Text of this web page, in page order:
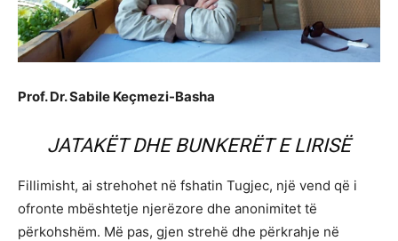
Prof. Dr. Sabile Keçmezi-Basha
JATAKËT DHE BUNKERËT E LIRISË
Fillimisht, ai strehohet në fshatin Tugjec, një vend që i
ofronte mbështetje njerëzore dhe anonimitet të
përkohshëm. Më pas, gjen strehë dhe përkrahje në